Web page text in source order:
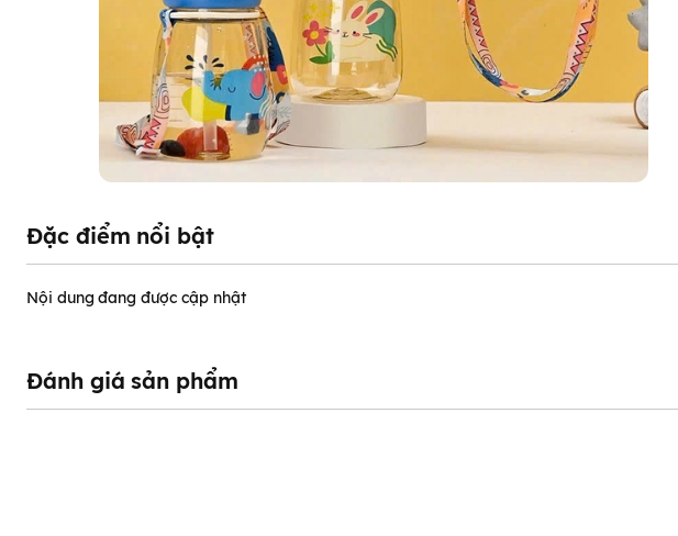
Đặc điểm nổi bật
Nội dung đang được cập nhật
Đánh giá sản phẩm